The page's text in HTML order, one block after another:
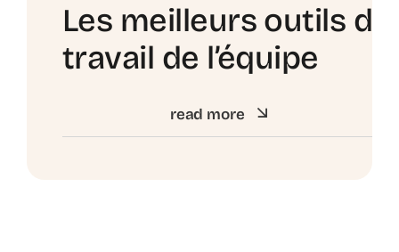
Les meilleurs outils de
travail de l’équipe
read more